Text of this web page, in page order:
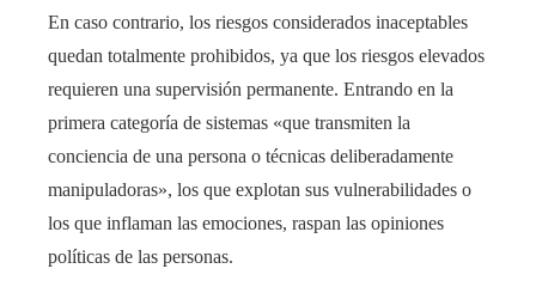
En caso contrario, los riesgos considerados inaceptables
quedan totalmente prohibidos, ya que los riesgos elevados
requieren una supervisión permanente. Entrando en la
primera categoría de sistemas «que transmiten la
conciencia de una persona o técnicas deliberadamente
manipuladoras», los que explotan sus vulnerabilidades o
los que inflaman las emociones, raspan las opiniones
políticas de las personas.